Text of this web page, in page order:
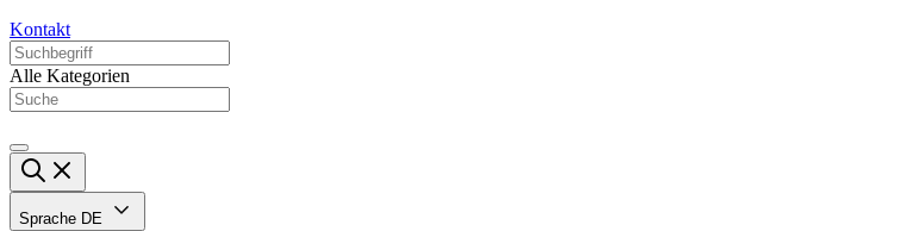
Kontakt
Alle Kategorien
Sprache DE